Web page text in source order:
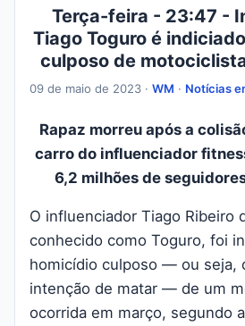
Terça-feira - 23:47 -
Tiago Toguro é
culposo de
09 de maio de 2023 · WM · Notícias
Rapaz morreu após a
carro do influenciador
6,2 milhões de
O influenciador Tiago Ribeiro
conhecido como Toguro, foi
homicídio culposo — ou seja,
intenção de matar — de um
ocorrida em março, segundo